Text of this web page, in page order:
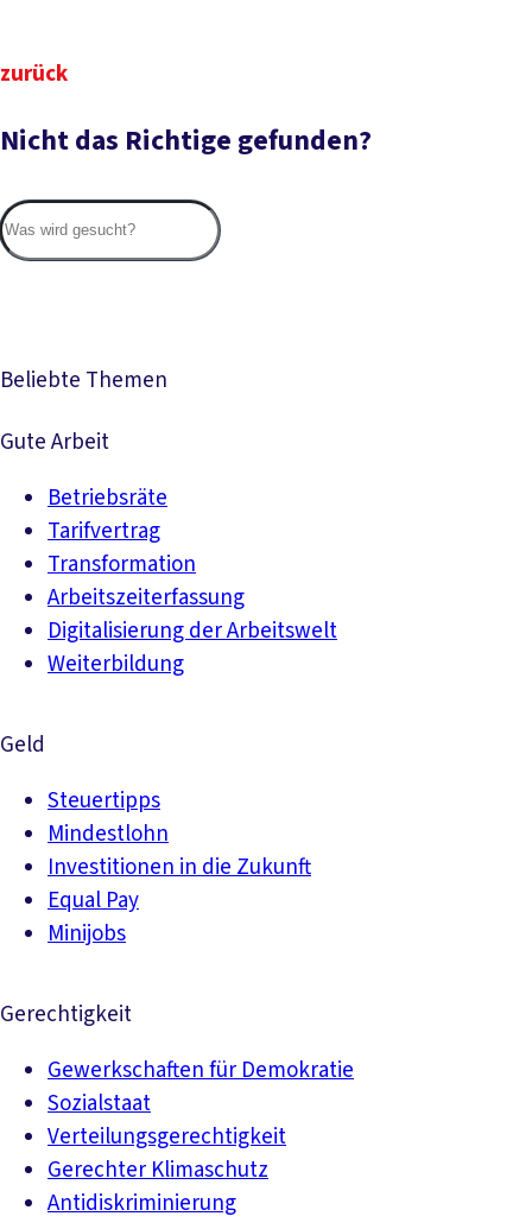
zurück
Nicht das Richtige gefunden?
Beliebte Themen
Gute Arbeit
Betriebsräte
Tarifvertrag
Transformation
Arbeitszeiterfassung
Digitalisierung der Arbeitswelt
Weiterbildung
Geld
Steuertipps
Mindestlohn
Investitionen in die Zukunft
Equal Pay
Minijobs
Gerechtigkeit
Gewerkschaften für Demokratie
Sozialstaat
Verteilungsgerechtigkeit
Gerechter Klimaschutz
Antidiskriminierung